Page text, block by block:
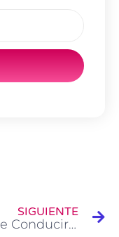
SIGUIENTE
Test de Conducir DGT: Arcén autovía